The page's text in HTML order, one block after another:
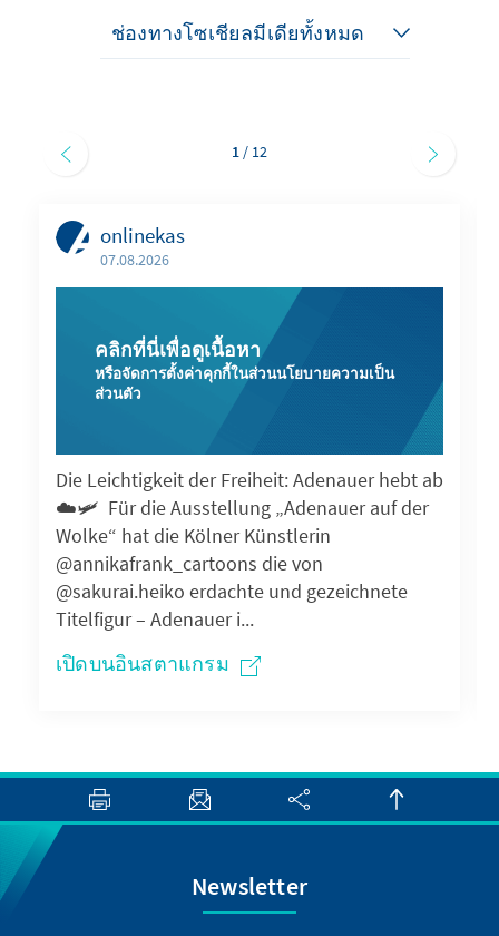
onlinekas
07.08.2026
คลิกที่นี่เพื่อดูเนื้อหา
หรือจัดการตั้งค่าคุกกี้ในส่วนนโยบายความเป็น
ส่วนตัว
Die Leichtigkeit der Freiheit: Adenauer hebt ab
☁️🛩️ Für die Ausstellung „Adenauer auf der
Wolke“ hat die Kölner Künstlerin
@annikafrank_cartoons die von
@sakurai.heiko erdachte und gezeichnete
Titelfigur – Adenauer i...
เปิดบนอินสตาแกรม
1 / 12
Newsletter